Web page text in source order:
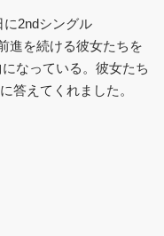
2ndシングル
進を続ける彼女たちを
なっている。彼女たち
答えてくれました。